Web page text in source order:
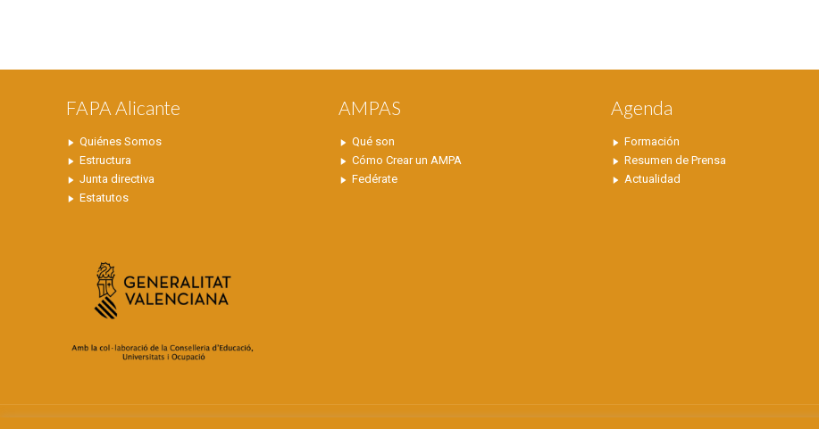
FAPA Alicante
Quiénes Somos
Estructura
Junta directiva
Estatutos
AMPAS
Qué son
Cómo Crear un AMPA
Fedérate
Agenda
Formación
Resumen de Prensa
Actualidad